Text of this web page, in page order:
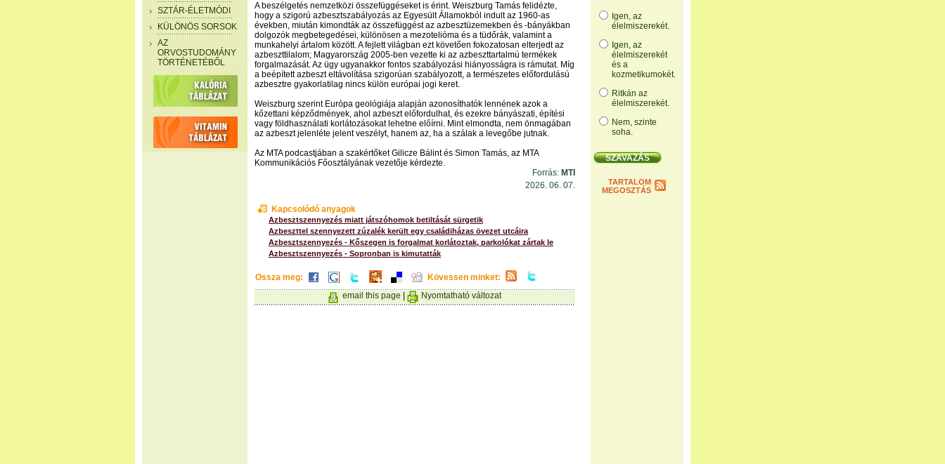
Igen, az
élelmiszerekét.
Igen, az
élelmiszerekét
és a
kozmetikumokét.
Ritkán az
élelmiszerekét.
Nem, szinte
soha.
TARTALOM
MEGOSZTÁS
SZTÁR-ÉLETMÓDI
KÜLÖNÖS SORSOK
AZ
ORVOSTUDOMÁNY
TÖRTÉNETÉBŐL
A beszélgetés nemzetközi összefüggéseket is érint. Weiszburg Tamás felidézte,
hogy a szigorú azbesztszabályozás az Egyesült Államokból indult az 1960-as
években, miután kimondták az összefüggést az azbesztüzemekben és -bányákban
dolgozók megbetegedései, különösen a mezotelióma és a tüdőrák, valamint a
munkahelyi ártalom között. A fejlett világban ezt követően fokozatosan elterjedt az
azbeszttilalom; Magyarország 2005-ben vezette ki az azbeszttartalmú termékek
forgalmazását. Az ügy ugyanakkor fontos szabályozási hiányosságra is rámutat. Míg
a beépített azbeszt eltávolítása szigorúan szabályozott, a természetes előfordulású
azbesztre gyakorlatilag nincs külön európai jogi keret.
Weiszburg szerint Európa geológiája alapján azonosíthatók lennének azok a
kőzettani képződmények, ahol azbeszt előfordulhat, és ezekre bányászati, építési
vagy földhasználati korlátozásokat lehetne előírni. Mint elmondta, nem önmagában
az azbeszt jelenléte jelent veszélyt, hanem az, ha a szálak a levegőbe jutnak.
Az MTA podcastjában a szakértőket Gilicze Bálint és Simon Tamás, az MTA
Kommunikációs Főosztályának vezetője kérdezte.
Forrás: MTI
2026. 06. 07.
Kapcsolódó anyagok
Azbesztszennyezés miatt játszóhomok betiltását sürgetik
Azbeszttel szennyezett zúzalék került egy családiházas övezet utcáira
Azbesztszennyezés - Kőszegen is forgalmat korlátoztak, parkolókat zártak le
Azbesztszennyezés - Sopronban is kimutatták
Ossza meg:
Kövessen minket:
email this page
Nyomtatható változat